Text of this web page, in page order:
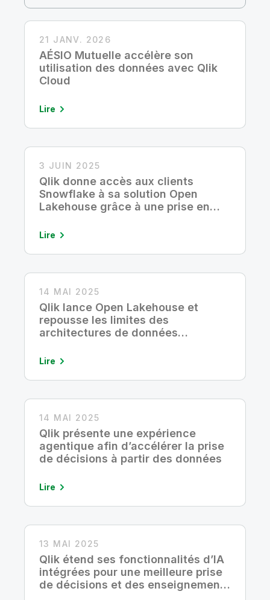
Onboarding
Presse
Nos bureaux dans le monde
Qlik
Talend
insights plus pertinents et optimiser vos résultats.
21 JANV. 2026
AÉSIO Mutuelle accélère son
utilisation des données avec Qlik
Cloud
Lire
3 JUIN 2025
Qlik donne accès aux clients
Snowflake à sa solution Open
Lakehouse grâce à une prise en
Iceberg gérées par Snowflake
Lire
14 MAI 2025
Qlik lance Open Lakehouse et
repousse les limites des
architectures de données
Lire
14 MAI 2025
Qlik présente une expérience
agentique afin d’accélérer la prise
de décisions à partir des données
Lire
13 MAI 2025
Qlik étend ses fonctionnalités d’IA
intégrées pour une meilleure prise
de décisions et des enseignements